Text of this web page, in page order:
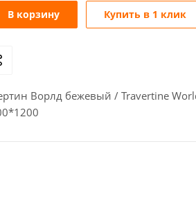
В корзину Купить в 1 клик
Ворлд бежевый / Travertine